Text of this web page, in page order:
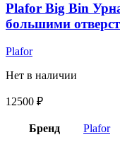
Plafor Big Bin
большими
Plafor
Нет в наличии
12500 ₽
Бренд Plafor